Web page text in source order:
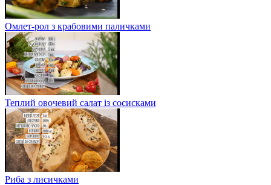
Омлет-рол з крабовими паличками
Теплий овочевий салат із сосисками
Риба з лисичками